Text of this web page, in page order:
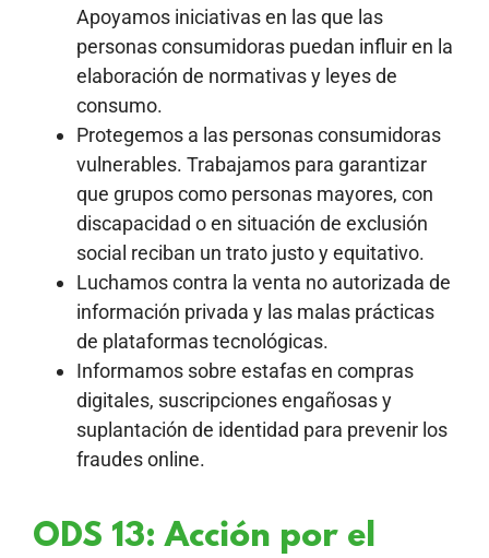
Apoyamos iniciativas en las que las
personas consumidoras puedan influir en la
elaboración de normativas y leyes de
consumo.
Protegemos a las personas consumidoras
vulnerables. Trabajamos para garantizar
que grupos como personas mayores, con
discapacidad o en situación de exclusión
social reciban un trato justo y equitativo.
Luchamos contra la venta no autorizada de
información privada y las malas prácticas
de plataformas tecnológicas.
Informamos sobre estafas en compras
digitales, suscripciones engañosas y
suplantación de identidad para prevenir los
fraudes online.
ODS 13: Acción por el